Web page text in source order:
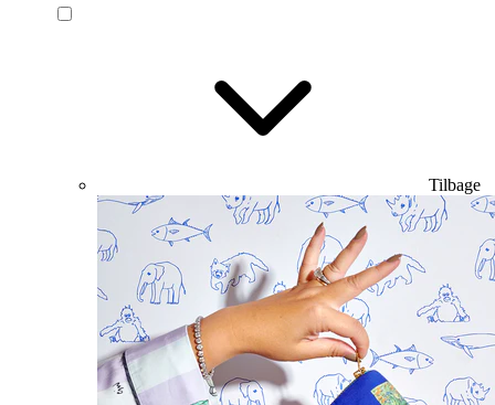
Tilbage